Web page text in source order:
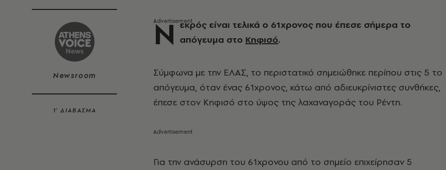
Newsroom
1’ ΔΙΑΒΑΣΜΑ
Ν εκρός είναι τελικά ο 61χρονος που έπεσε σήμερα το
απόγευμα στο Κηφισό.
Σύμφωνα με την ΕΛΑΣ, το περιστατικό σημειώθηκε περίπου στις 5 το
απόγευμα, όταν ένας 61χρονος, κάτω από αδιευκρίνιστες συνθήκες,
έπεσε στον Κηφισό στο ύψος της λαχαναγοράς του Ρέντη.
Για την ανάσυρση του 61χρονου από το σημείο επιχείρησαν 5